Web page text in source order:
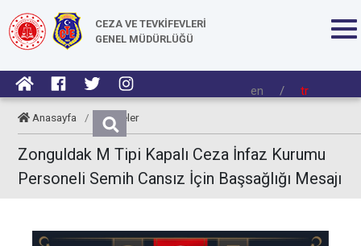
CEZA VE TEVKİFEVLERİ
GENEL MÜDÜRLÜĞÜ
en / tr
Anasayfa / Taziyeler
Zonguldak M Tipi Kapalı Ceza İnfaz Kurumu
Personeli Semih Cansız İçin Başsağlığı Mesajı